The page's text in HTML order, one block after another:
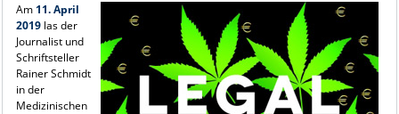
Am 11. April
2019las der
Journalist und
Schriftsteller
Rainer Schmidt
in der
Medizinischen